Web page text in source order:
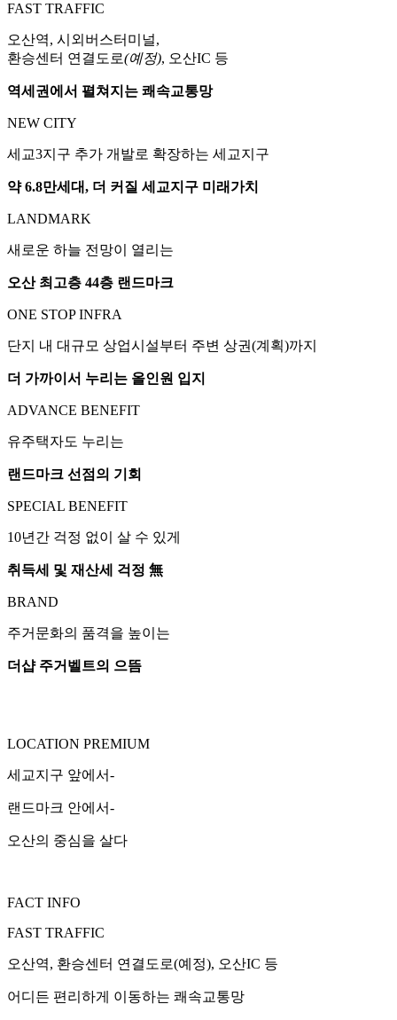
FAST TRAFFIC
오산역, 시외버스터미널,
환승센터 연결도로(예정), 오산IC 등
역세권에서 펼쳐지는 쾌속교통망
NEW CITY
세교3지구 추가 개발로 확장하는 세교지구
약 6.8만세대, 더 커질 세교지구 미래가치
LANDMARK
새로운 하늘 전망이 열리는
오산 최고층 44층 랜드마크
ONE STOP INFRA
단지 내 대규모 상업시설부터 주변 상권(계획)까지
더 가까이서 누리는 올인원 입지
ADVANCE BENEFIT
유주택자도 누리는
랜드마크 선점의 기회
SPECIAL BENEFIT
10년간 걱정 없이 살 수 있게
취득세 및 재산세 걱정 無
BRAND
주거문화의 품격을 높이는
더샵 주거벨트의 으뜸
LOCATION PREMIUM
세교지구 앞에서-
랜드마크 안에서-
오산의 중심을 살다
FACT INFO
FAST TRAFFIC
오산역, 환승센터 연결도로(예정), 오산IC 등
어디든 편리하게 이동하는 쾌속교통망